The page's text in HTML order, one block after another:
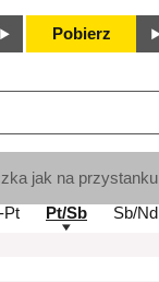
Pobierz
jak na przystanku
Pt
Pt/Sb
Sb/Nd